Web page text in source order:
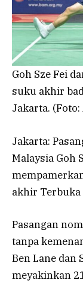
Goh Sze Fei
suku akhir
Jakarta. (Foto:
Jakarta:
Malaysia Goh
akhir Terbuka
Pasangan
tanpa
Ben Lane dan
meyakinkan